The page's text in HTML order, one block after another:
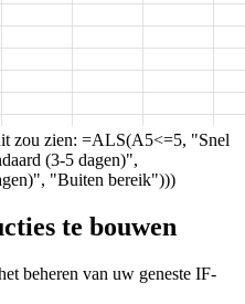
zou zien: =ALS(A5<=5, "Snel
(3-5 dagen)",
"Buiten bereik")))
te bouwen
beheren van uw geneste IF-